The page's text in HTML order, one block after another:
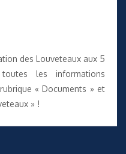
des Louveteaux aux 5
les informations
«Documents » et
» !